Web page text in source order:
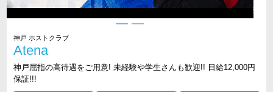
神戸 ホストクラブ
Atena
神戸屈指の高待遇をご用意! 未経験や学生さんも歓迎!! 日給12,000円
保証!!!